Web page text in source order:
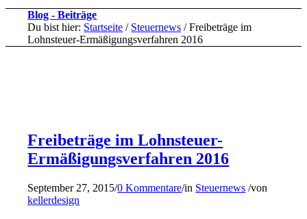
Blog - Beiträge
Du bist hier: Startseite / Steuernews / Freibeträge im
Lohnsteuer-Ermäßigungsverfahren 2016
Freibeträge im Lohnsteuer-
Ermäßigungsverfahren 2016
September 27, 2015/0 Kommentare/in Steuernews /von
kellerdesign